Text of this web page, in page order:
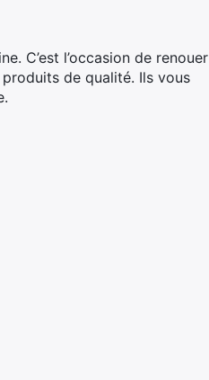
C’est l’occasion de renouer
de qualité. Ils vous